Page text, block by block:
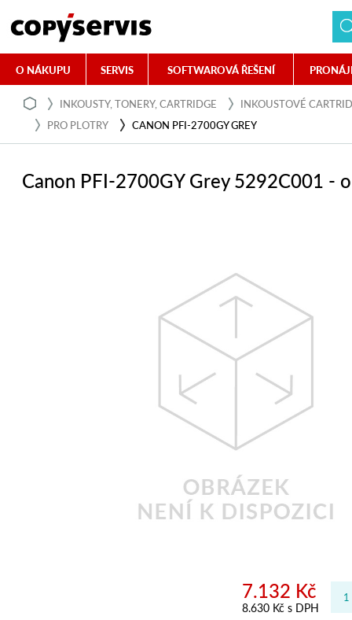
O NÁKUPU SERVIS SOFTWAROVÁ ŘEŠENÍ
INKOUSTY, TONERY, CARTRIDGE
INKOUSTOVÉ
PRO PLOTRY
CANON PFI-2700GY GREY
Canon PFI-2700GY Grey 5292C001 -
7.132 Kč
8.630 Kč s DPH